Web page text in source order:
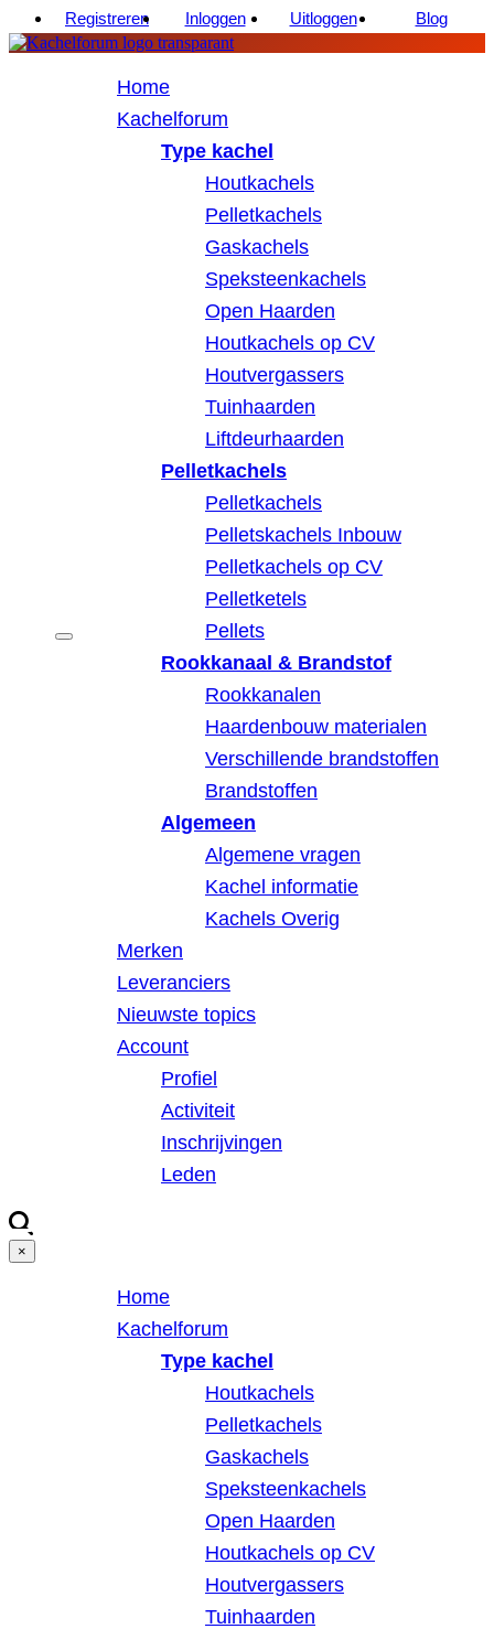
Registreren Inloggen Uitloggen Blog
Home
Kachelforum
Type kachel
Houtkachels
Pelletkachels
Gaskachels
Speksteenkachels
Open Haarden
Houtkachels op CV
Houtvergassers
Tuinhaarden
Liftdeurhaarden
Pelletkachels
Pelletkachels
Pelletskachels Inbouw
Pelletkachels op CV
Pelletketels
Pellets
Rookkanaal & Brandstof
Rookkanalen
Haardenbouw materialen
Verschillende brandstoffen
Brandstoffen
Algemeen
Algemene vragen
Kachel informatie
Kachels Overig
Merken
Leveranciers
Nieuwste topics
Account
Profiel
Activiteit
Inschrijvingen
Leden
×
Home
Kachelforum
Type kachel
Houtkachels
Pelletkachels
Gaskachels
Speksteenkachels
Open Haarden
Houtkachels op CV
Houtvergassers
Tuinhaarden